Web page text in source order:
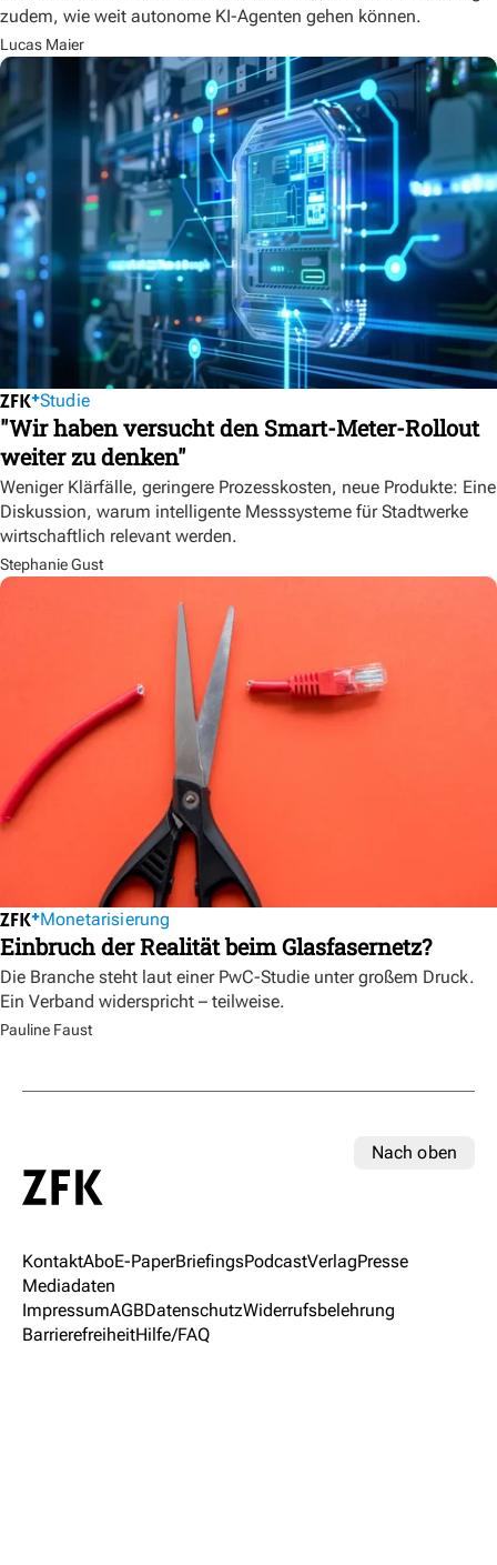
zudem, wie weit autonome KI-Agenten gehen können.
Lucas Maier
Studie
"Wir haben versucht den Smart-Meter-Rollout
weiter zu denken"
Weniger Klärfälle, geringere Prozesskosten, neue Produkte: Eine
Diskussion, warum intelligente Messsysteme für Stadtwerke
wirtschaftlich relevant werden.
Stephanie Gust
Monetarisierung
Einbruch der Realität beim Glasfasernetz?
Die Branche steht laut einer PwC-Studie unter großem Druck.
Ein Verband widerspricht – teilweise.
Pauline Faust
Nach oben
KontaktAboE-PaperBriefingsPodcastVerlagPresse
Mediadaten
ImpressumAGBDatenschutzWiderrufsbelehrung
BarrierefreiheitHilfe/FAQ